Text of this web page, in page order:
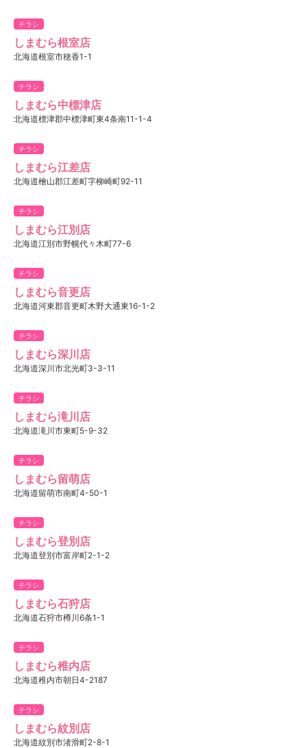
チラシ
しまむら根室店
北海道根室市穂香1-1
チラシ
しまむら中標津店
北海道標津郡中標津町東4条南11-1-4
チラシ
しまむら江差店
北海道檜山郡江差町字柳崎町92-11
チラシ
しまむら江別店
北海道江別市野幌代々木町77-6
チラシ
しまむら音更店
北海道河東郡音更町木野大通東16-1-2
チラシ
しまむら深川店
北海道深川市北光町3-3-11
チラシ
しまむら滝川店
北海道滝川市東町5-9-32
チラシ
しまむら留萌店
北海道留萌市南町4-50-1
チラシ
しまむら登別店
北海道登別市富岸町2-1-2
チラシ
しまむら石狩店
北海道石狩市樽川6条1-1
チラシ
しまむら稚内店
北海道稚内市朝日4-2187
チラシ
しまむら紋別店
北海道紋別市渚滑町2-8-1